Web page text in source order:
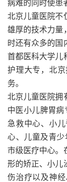
病难的同时使患
北京儿童医院不
雄厚的技术力量
时还有众多的国
首都医科大学儿
护理大专，北
务。
北京儿童医院拥
中医小儿脾胃病
急救中心、小
心、儿童及青
市级医疗中心。
形的矫正、小儿
伤治疗以及神